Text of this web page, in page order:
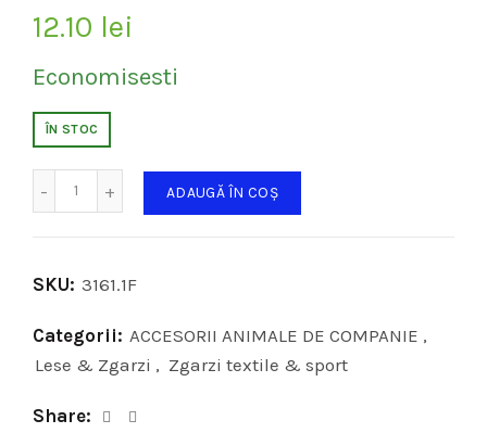
12.10 lei
Economisesti
ÎN STOC
ADAUGĂ ÎN COȘ
SKU: 3161.1F
Categorii: ACCESORII ANIMALE DE COMPANIE ,
Lese & Zgarzi , Zgarzi textile & sport
Share